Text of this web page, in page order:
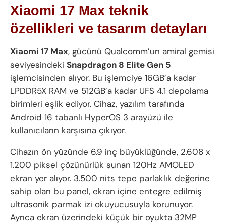
Xiaomi 17 Max teknik
özellikleri ve tasarım detayları
Xiaomi 17 Max, gücünü Qualcomm’un amiral gemisi
seviyesindeki Snapdragon 8 Elite Gen 5
işlemcisinden alıyor. Bu işlemciye 16GB’a kadar
LPDDR5X RAM ve 512GB’a kadar UFS 4.1 depolama
birimleri eşlik ediyor. Cihaz, yazılım tarafında
Android 16 tabanlı HyperOS 3 arayüzü ile
kullanıcıların karşısına çıkıyor.
Cihazın ön yüzünde 6.9 inç büyüklüğünde, 2.608 x
1.200 piksel çözünürlük sunan 120Hz AMOLED
ekran yer alıyor. 3.500 nits tepe parlaklık değerine
sahip olan bu panel, ekran içine entegre edilmiş
ultrasonik parmak izi okuyucusuyla korunuyor.
Ayrıca ekran üzerindeki küçük bir oyukta 32MP